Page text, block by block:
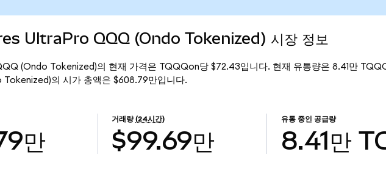
UltraPro QQQ (Ondo Tokenized) 시장 정보
(Ondo Tokenized)의 현재 가격은 TQQQon당 $72.43입니다. 현재 유통량은 8.41만
의 시가 총액은 $608.79만입니다.
만
거래량 (24시간)
$99.69만
유통 중인 공급량
8.41만